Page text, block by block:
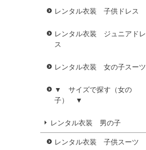
レンタル衣装 子供ドレス
レンタル衣装 ジュニアドレ
ス
レンタル衣装 女の子スーツ
▼ サイズで探す（女の
子） ▼
レンタル衣装 男の子
レンタル衣装 子供スーツ